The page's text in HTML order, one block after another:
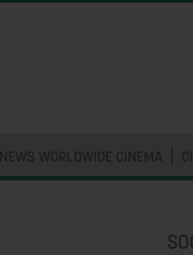
NEWS WORLDWIDE CINEMA